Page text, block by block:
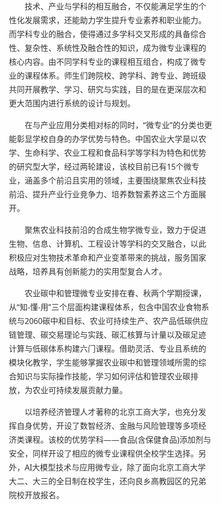
技术、产业与学科的相互融合，不仅能满足学生的个
性化发展需求，还能助力学生提升专业素养和职业能力。
而学科专业的融合，使得通过多学科交叉形成的具备综合
性、复杂性、系统性及融合性的知识，成为微专业课程的
核心内容。由不同学科专业的课程相互组合，构成了微专
业的课程体系。师生们跨院校、跨学科、跨专业、跨班级
共同开展教学、学习、研究与实践，目的是在更深层次和
更大范围内进行系统的设计与规划。
在与产业应用分类相对标的同时，“微专业”的分类也更
能彰显学校自身的办学优势与特色。中国农业大学是以农
学、生命科学、农业工程和食品科学等学科为特色和优势
的研究型大学，经过两轮建设，该校目前已有15个微专
业，涵盖多个前沿且实用的领域，主要围绕聚焦农业科技
前沿、提升产业行业竞争力、培养数智素养这三个方面展
开。
聚焦农业科技前沿的合成生物学微专业，致力于促进
生物、信息、计算机、工程设计等学科的交叉融合，以此
积极应对生物技术革命和产业变革带来的挑战，服务国家
战略，培养具有创新能力的实用型复合人才。
农业碳中和管理微专业安排在春、秋两个学期授课，
从“知-懂-用”三个层面构建课程体系，包含中国农业食物系
统与2060碳中和目标、农业可持续生产、农产品低碳供应
链管理、碳交易理论与实践、碳汇核算与计量以及碳足迹
计算与低碳体系构建六门课程。借助灵活、专业且系统的
模块化教学，学生能够掌握农业碳中和管理领域所需的综
合知识与实际操作技能，学习如何评估和管理农业碳排
放，为农业可持续发展贡献力量。
以培养经济管理人才著称的北京工商大学，也充分发
挥自身优势，开设了数智经济、金融与风险管理等多项经
济类课程。该校的优势学科——食品(含保健食品)添加剂与
安全，同样开设了相应的微专业课程供全校学生选择。另
外，AI大模型技术与应用微专业，除了面向北京工商大学
大二、大三的全日制在校学生，还向良乡高教园区的兄弟
院校开放报名。